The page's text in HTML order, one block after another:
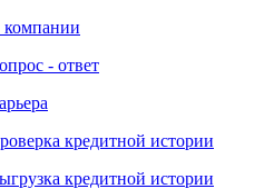
- ответ
кредитной истории
кредитной истории